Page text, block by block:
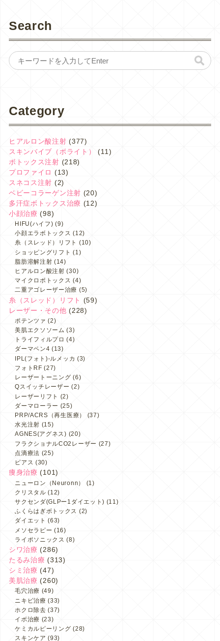
Search
Category
ヒアルロン酸注射 (377)
スキンバイブ（ボライト）
(11)
ボトックス注射 (218)
プロファイロ (13)
スネコス注射 (2)
ベビーコラーゲン注射 (20)
多汗症ボトックス治療 (12)
小顔治療 (98)
HIFU(ハイフ) (9)
小顔エラボトックス (12)
糸（スレッド）リフト (10)
ショッピングリフト (1)
脂肪溶解注射 (14)
ヒアルロン酸注射 (30)
マイクロボトックス (4)
二重アゴレーザー治療 (5)
糸（スレッド）リフト
(59)
レーザー・その他 (228)
ポテンツァ (2)
美肌エクソソーム (3)
トライフィルプロ (4)
ダーマペン4 (13)
IPL(フォト)-ルメッカ (3)
フォトRF (27)
レーザートーニング (6)
Qスイッチレーザー (2)
レーザーリフト (2)
ダーマローラー (25)
PRP/ACRS（再生医療）
(37)
水光注射 (15)
AGNES(アグネス) (20)
フラクショナルCO2レーザー (27)
点滴療法 (25)
ピアス (30)
痩身治療 (101)
ニューロン（Neuronn）
(1)
クリスタル (12)
サクセンダ(GLPー1ダイエット) (11)
ふくらはぎボトックス (2)
ダイエット (63)
メソセラピー (16)
ライポソニックス (8)
シワ治療 (286)
たるみ治療 (313)
シミ治療 (47)
美肌治療 (260)
毛穴治療 (49)
ニキビ治療 (33)
ホクロ除去 (37)
イボ治療 (23)
ケミカルピーリング (28)
スキンケア (93)